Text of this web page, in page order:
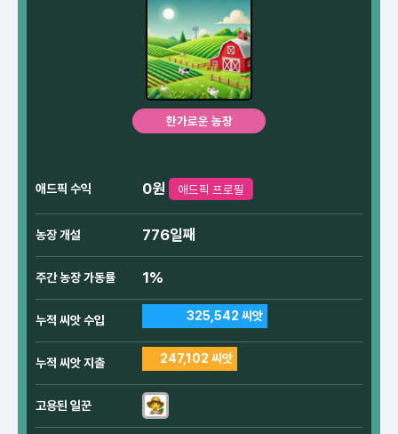
한가로운 농장
애드픽 수익 0원 애드픽 프로필
농장 개설 776일째
주간 농장 가동률 1%
누적 씨앗 수입 325,542 씨앗
누적 씨앗 지출 247,102 씨앗
고용된 일꾼